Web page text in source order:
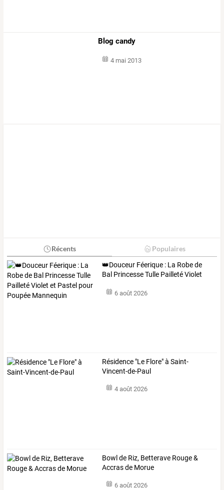
Blog candy
4 mai 2013
Récents Populaires
👑Douceur Féerique : La Robede
Bal PrincesseTulle PailletéViolet
6 août 2026
Résidence "Le Flore" à Saint-
Vincent-de-Paul
4 août 2026
Bowl de Riz, Betterave Rouge &
Accras de Morue
6 août 2026